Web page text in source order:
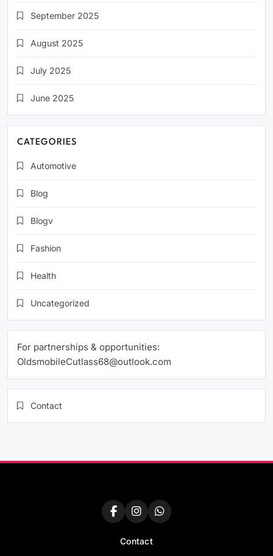
September 2025
August 2025
July 2025
June 2025
CATEGORIES
Automotive
Blog
Blogv
Fashion
Health
Uncategorized
For partnerships & opportunities:
OldsmobileCutlass68@outlook.com
Contact
Contact